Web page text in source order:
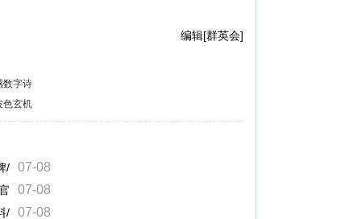
编辑[群英会]
数字诗
色玄机
/ 07-08
07-08
/ 07-08